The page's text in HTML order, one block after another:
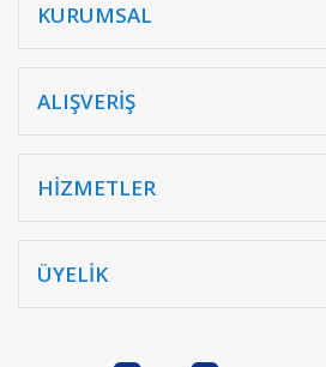
KURUMSAL
ALIŞVERİŞ
HİZMETLER
ÜYELİK